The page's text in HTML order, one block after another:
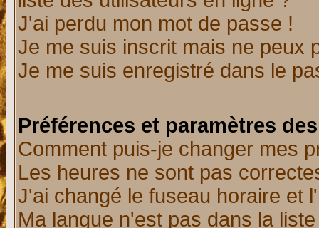
J'ai perdu mon mot de passe !
Je me suis inscrit mais ne peux
Je me suis enregistré dans le
Préférences et paramètres
Comment puis-je changer mes
Les heures ne sont pas
J'ai changé le fuseau horaire et
Ma langue n'est pas dans la